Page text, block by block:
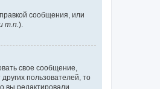
сообщения, или
т.п.).
свое сообщение,
пользователей, то
вы редактировали